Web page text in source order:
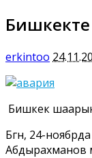
Бишкекте
erkintoo
Бишкек
Бүгүн, 24-
Абдырахманов